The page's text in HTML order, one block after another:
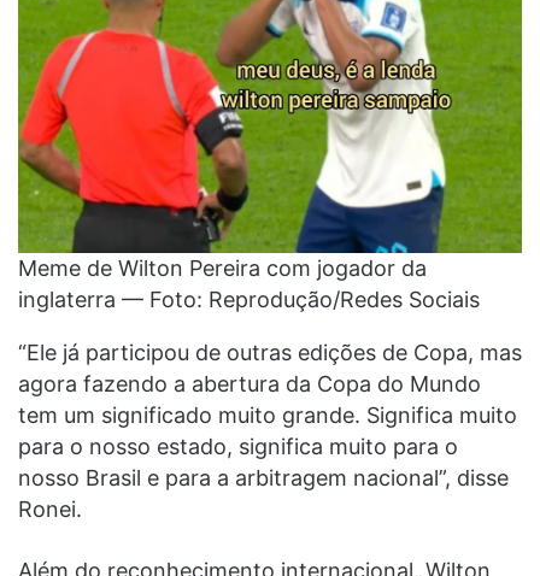
Meme de Wilton Pereira com jogador da
inglaterra — Foto: Reprodução/Redes Sociais
“Ele já participou de outras edições de Copa, mas
agora fazendo a abertura da Copa do Mundo
tem um significado muito grande. Significa muito
para o nosso estado, significa muito para o
nosso Brasil e para a arbitragem nacional”, disse
Ronei.
Além do reconhecimento internacional, Wilton